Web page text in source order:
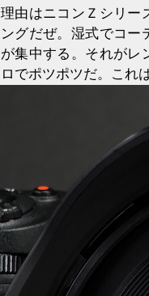
理由はニコンＺシリー
ングだぜ。湿式でコー
が集中する。それがレ
ロでポツポツだ。これ